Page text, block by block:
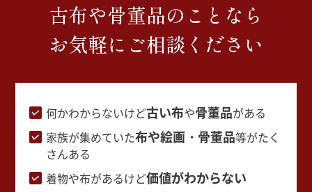
古布や骨董品のことなら
お気軽にご相談ください
何かわからないけど古い布や骨董品がある
家族が集めていた布や絵画・骨董品等がたく
さんある
着物や布があるけど価値がわからない